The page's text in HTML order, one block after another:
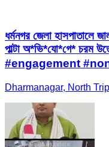
ধর্মনগর জেলা হাসপাতালে
পাল্টা অ*ভি*যো*গে*
#engagement
Dharmanagar, North